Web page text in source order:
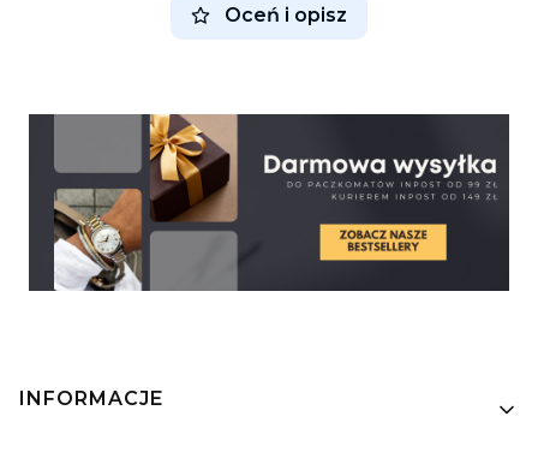
Oceń i opisz
Linki w stopce
INFORMACJE